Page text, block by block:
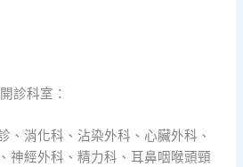
診科室：
、消化科、沾染外科、心臟外科、
神經外科、精力科、耳鼻咽喉頭頸